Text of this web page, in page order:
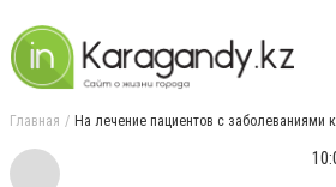
Главная На лечение пациентов с заболеваниями